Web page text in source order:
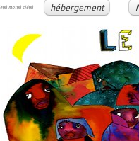
mot(s) clé(s) hébergement